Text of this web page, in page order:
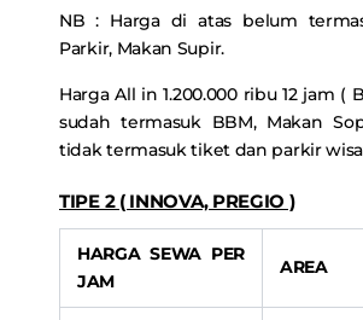
NB : Harga di atas belum
Parkir, Makan Supir.
Harga All in 1.200.000 ribu 12 jam (
sudah termasuk BBM, Makan
tidak termasuk tiket dan parkir
TIPE 2 ( INNOVA, PREGIO )
HARGA SEWA PER
JAM
AREA